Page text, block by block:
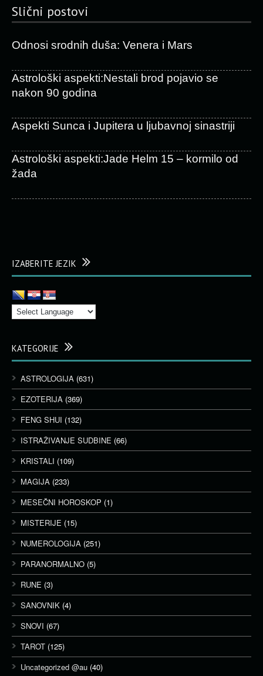
Slični postovi
Odnosi srodnih duša: Venera i Mars
Astrološki aspekti:Nestali brod pojavio se
nakon 90 godina
Aspekti Sunca i Jupitera u ljubavnoj sinastriji
Astrološki aspekti:Jade Helm 15 – kormilo od
žada
IZABERITE JEZIK
KATEGORIJE
ASTROLOGIJA (631)
EZOTERIJA (369)
FENG SHUI (132)
ISTRAŽIVANJE SUDBINE (66)
KRISTALI (109)
MAGIJA (233)
MESEČNI HOROSKOP (1)
MISTERIJE (15)
NUMEROLOGIJA (251)
PARANORMALNO (5)
RUNE (3)
SANOVNIK (4)
SNOVI (67)
TAROT (125)
Uncategorized @au (40)